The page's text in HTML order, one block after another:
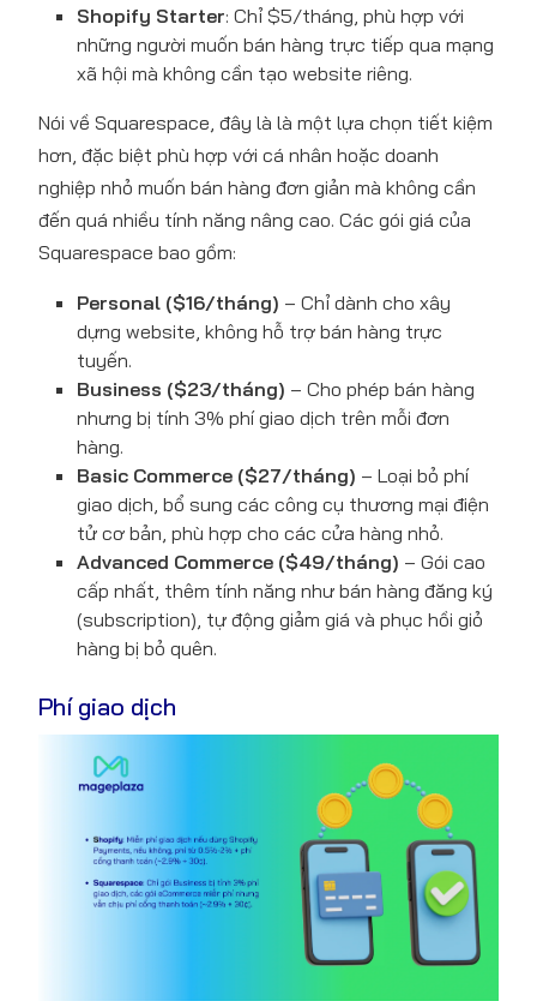
Shopify Starter: Chỉ $5/tháng, phù hợp với
những người muốn bán hàng trực tiếp qua mạng
xã hội mà không cần tạo website riêng.
Nói về Squarespace, đây là là một lựa chọn tiết kiệm
hơn, đặc biệt phù hợp với cá nhân hoặc doanh
nghiệp nhỏ muốn bán hàng đơn giản mà không cần
đến quá nhiều tính năng nâng cao. Các gói giá của
Squarespace bao gồm:
Personal ($16/tháng) – Chỉ dành cho xây
dựng website, không hỗ trợ bán hàng trực
tuyến.
Business ($23/tháng) – Cho phép bán hàng
nhưng bị tính 3% phí giao dịch trên mỗi đơn
hàng.
Basic Commerce ($27/tháng) – Loại bỏ phí
giao dịch, bổ sung các công cụ thương mại điện
tử cơ bản, phù hợp cho các cửa hàng nhỏ.
Advanced Commerce ($49/tháng) – Gói cao
cấp nhất, thêm tính năng như bán hàng đăng ký
(subscription), tự động giảm giá và phục hồi giỏ
hàng bị bỏ quên.
Phí giao dịch